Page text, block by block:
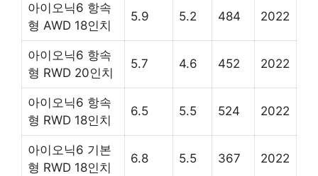
아이오닉6 항속
형 AWD 18인치
5.9 5.2 484 2022
아이오닉6 항속
형 RWD 20인치
5.7 4.6 452 2022
아이오닉6 항속
형 RWD 18인치
6.5 5.5 524 2022
아이오닉6 기본
형 RWD 18인치
6.8 5.5 367 2022